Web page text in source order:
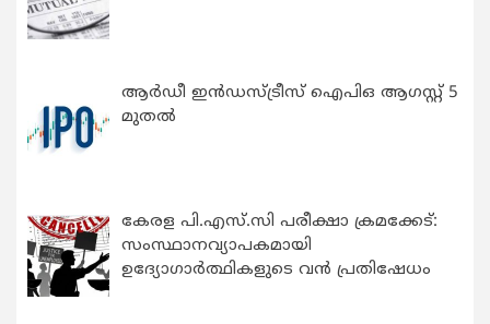
ആർഡീ ഇൻഡസ്ട്രീസ് ഐപിഒ ആഗസ്റ്റ് 5
മുതൽ
കേരള പി.എസ്.സി പരീക്ഷാ ക്രമക്കേട്:
സംസ്ഥാനവ്യാപകമായി
ഉദ്യോഗാര്‍ത്ഥികളുടെ വന്‍ പ്രതിഷേധം